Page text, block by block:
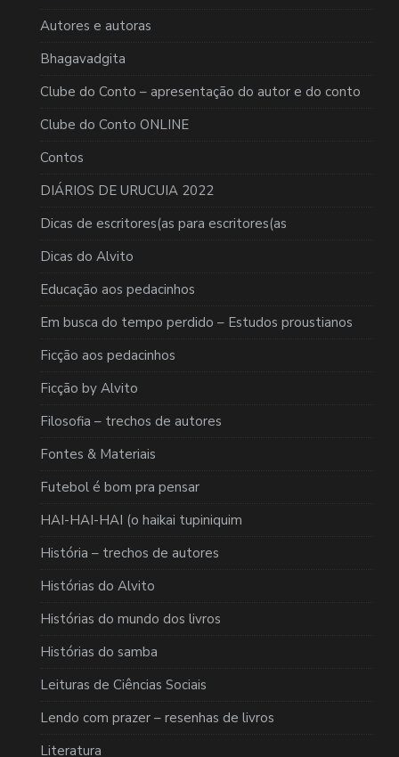
Autores e autoras
Bhagavadgita
Clube do Conto – apresentação do autor e do conto
Clube do Conto ONLINE
Contos
DIÁRIOS DE URUCUIA 2022
Dicas de escritores(as para escritores(as
Dicas do Alvito
Educação aos pedacinhos
Em busca do tempo perdido – Estudos proustianos
Ficção aos pedacinhos
Ficção by Alvito
Filosofia – trechos de autores
Fontes & Materiais
Futebol é bom pra pensar
HAI-HAI-HAI (o haikai tupiniquim
História – trechos de autores
Histórias do Alvito
Histórias do mundo dos livros
Histórias do samba
Leituras de Ciências Sociais
Lendo com prazer – resenhas de livros
Literatura